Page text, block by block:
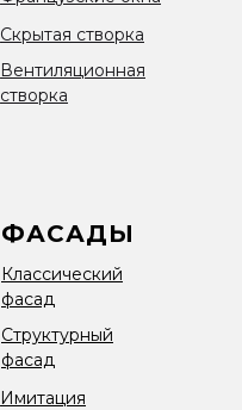
Скрытая створка
Вентиляционная
створка
ФАСАДЫ
Классический
фасад
Структурный
фасад
Имитация